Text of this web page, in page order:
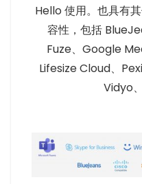
Hello 使用。也具有
容性，包括
Fuze、Google
Lifesize Cloud、
Vidyo